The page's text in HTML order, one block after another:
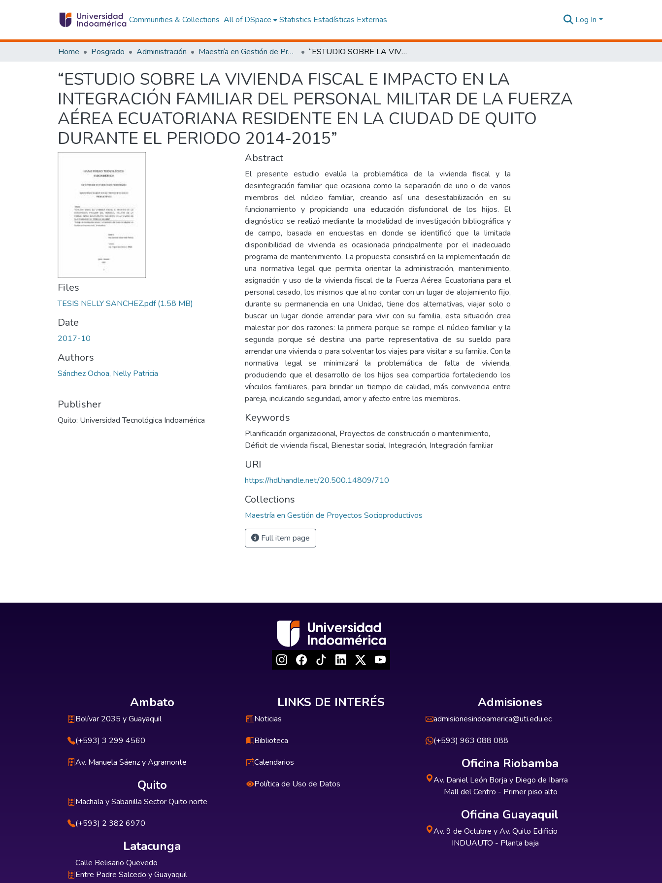
Communities & Collections All of DSpace Statistics Estadísticas Externas Log In
Home Posgrado Administración Maestría en Gestión de Proyectos Socioproductivos “ESTUDIO SOBRE LA VIVIENDA FISCAL E IMPACTO EN LA INTEGRACIÓN FAMILIAR DEL PERSONAL MILITAR DE LA FUERZA AÉREA ECUATORIANA RESIDENTE EN LA CIUDAD DE QUITO DURANTE EL PERIODO 2014-2015”
“ESTUDIO SOBRE LA VIVIENDA FISCAL E IMPACTO EN LA
INTEGRACIÓN FAMILIAR DEL PERSONAL MILITAR DE LA FUERZA
AÉREA ECUATORIANA RESIDENTE EN LA CIUDAD DE QUITO
DURANTE EL PERIODO 2014-2015”
Files
TESIS NELLY SANCHEZ.pdf(1.58 MB)
Date
2017-10
Authors
Sánchez Ochoa, Nelly Patricia
Publisher
Quito: Universidad Tecnológica Indoamérica
Abstract
El presente estudio evalúa la problemática de la vivienda fiscal y la
desintegración familiar que ocasiona como la separación de uno o de varios
miembros del núcleo familiar, creando así una desestabilización en su
funcionamiento y propiciando una educación disfuncional de los hijos. El
diagnóstico se realizó mediante la modalidad de investigación bibliográfica y
de campo, basada en encuestas en donde se identificó que la limitada
disponibilidad de vivienda es ocasionada principalmente por el inadecuado
programa de mantenimiento. La propuesta consistirá en la implementación de
una normativa legal que permita orientar la administración, mantenimiento,
asignación y uso de la vivienda fiscal de la Fuerza Aérea Ecuatoriana para el
personal casado, los mismos que al no contar con un lugar de alojamiento fijo,
durante su permanencia en una Unidad, tiene dos alternativas, viajar solo o
buscar un lugar donde arrendar para vivir con su familia, esta situación crea
malestar por dos razones: la primera porque se rompe el núcleo familiar y la
segunda porque sé destina una parte representativa de su sueldo para
arrendar una vivienda o para solventar los viajes para visitar a su familia. Con la
normativa legal se minimizará la problemática de falta de vivienda,
produciendo que el desarrollo de los hijos sea compartida fortaleciendo los
vínculos familiares, para brindar un tiempo de calidad, más convivencia entre
pareja, inculcando seguridad, amor y afecto entre los miembros.
Keywords
Planificación organizacional, Proyectos de construcción o mantenimiento,
Déficit de vivienda fiscal, Bienestar social, Integración, Integración familiar
URI
https://hdl.handle.net/20.500.14809/710
Collections
Maestría en Gestión de Proyectos Socioproductivos
Full item page
Ambato
Bolívar 2035 y Guayaquil
(+593) 3 299 4560
Av. Manuela Sáenz y Agramonte
Quito
Machala y Sabanilla Sector Quito norte
(+593) 2 382 6970
Latacunga
Calle Belisario Quevedo
Entre Padre Salcedo y Guayaquil
LINKS DE INTERÉS
Noticias
Biblioteca
Calendarios
Política de Uso de Datos
Admisiones
admisionesindoamerica@uti.edu.ec
(+593) 963 088 088
Oficina Riobamba
Av. Daniel León Borja y Diego de Ibarra
Mall del Centro - Primer piso alto
Oficina Guayaquil
Av. 9 de Octubre y Av. Quito Edificio
INDUAUTO - Planta baja